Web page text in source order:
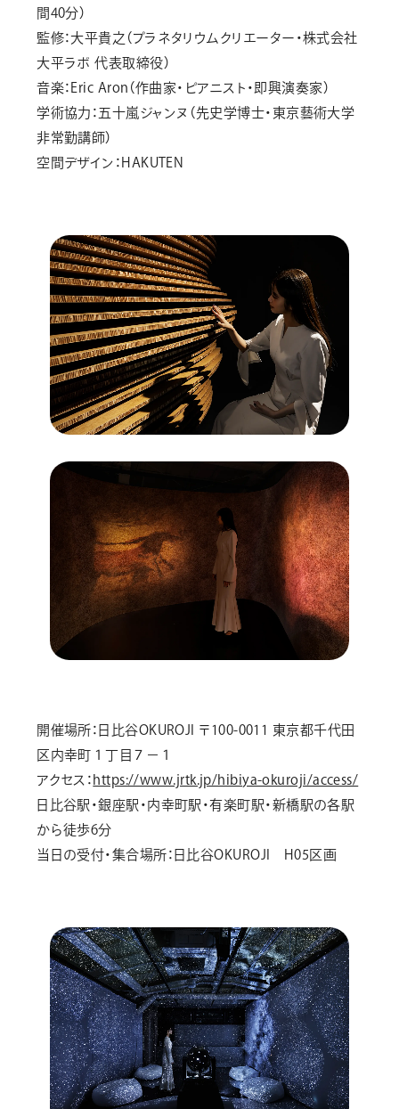
間40分）
監修：大平貴之（プラネタリウムクリエーター・株式会社
大平ラボ 代表取締役）
音楽：Eric Aron（作曲家・ピアニスト・即興演奏家）
学術協力：五十嵐ジャンヌ（先史学博士・東京藝術大学
非常勤講師）
空間デザイン：HAKUTEN
開催場所：日比谷OKUROJI 〒100-0011 東京都千代田
区内幸町１丁目７−１
アクセス： https://www.jrtk.jp/hibiya-okuroji/access/
日比谷駅・銀座駅・内幸町駅・有楽町駅・新橋駅の各駅
から徒歩6分
当日の受付・集合場所：日比谷OKUROJI H05区画